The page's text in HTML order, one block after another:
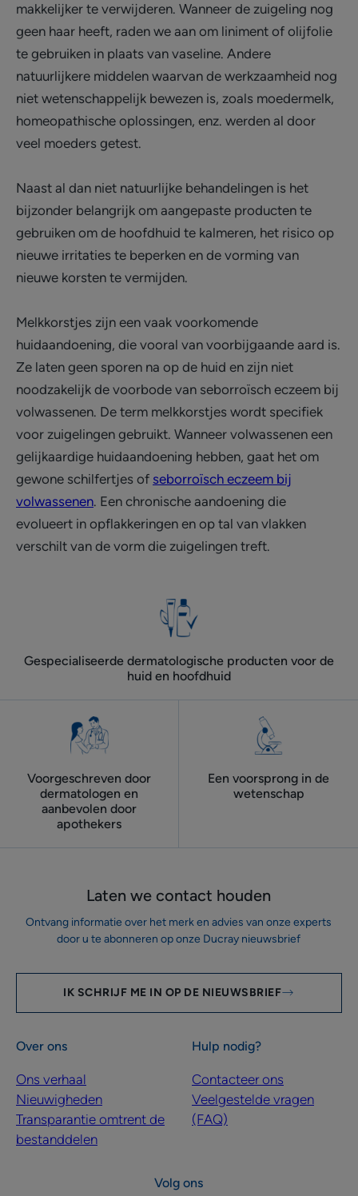
makkelijker te verwijderen. Wanneer de zuigeling nog
geen haar heeft, raden we aan om liniment of olijfolie
te gebruiken in plaats van vaseline. Andere
natuurlijkere middelen waarvan de werkzaamheid nog
niet wetenschappelijk bewezen is, zoals moedermelk,
homeopathische oplossingen, enz. werden al door
veel moeders getest.
Naast al dan niet natuurlijke behandelingen is het
bijzonder belangrijk om aangepaste producten te
gebruiken om de hoofdhuid te kalmeren, het risico op
nieuwe irritaties te beperken en de vorming van
nieuwe korsten te vermijden.
Melkkorstjes zijn een vaak voorkomende
huidaandoening, die vooral van voorbijgaande aard is.
Ze laten geen sporen na op de huid en zijn niet
noodzakelijk de voorbode van seborroïsch eczeem bij
volwassenen. De term melkkorstjes wordt specifiek
voor zuigelingen gebruikt. Wanneer volwassenen een
gelijkaardige huidaandoening hebben, gaat het om
gewone schilfertjes of seborroïsch eczeem bij
volwassenen. Een chronische aandoening die
evolueert in opflakkeringen en op tal van vlakken
verschilt van de vorm die zuigelingen treft.
Gespecialiseerde dermatologische producten voor de
huid en hoofdhuid
Voorgeschreven door
dermatologen ​en
aanbevolen door
apothekers
Een voorsprong in de
wetenschap
Laten we contact houden
Ontvang informatie over het merk en advies van onze experts
door u te abonneren op onze Ducray nieuwsbrief
IK SCHRIJF ME IN OP DE NIEUWSBRIEF
Over ons
Ons verhaal
Nieuwigheden
Transparantie omtrent de
bestanddelen
Hulp nodig?
Contacteer ons
Veelgestelde vragen
(FAQ)
Volg ons